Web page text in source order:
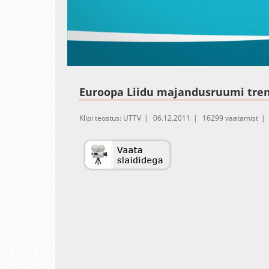
Euroopa Liidu majandusruumi
Klipi teostus: UTTV 06.12.2011 16299 vaatamist